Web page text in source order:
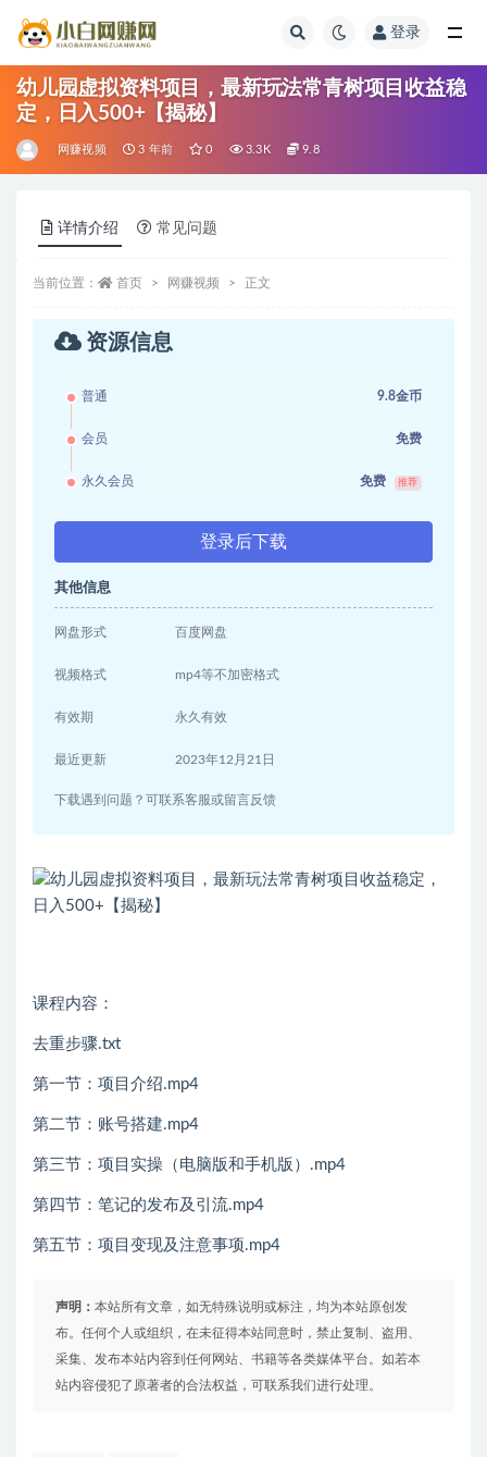
登录
幼儿园虚拟资料项目，最新玩法常青树项目收益稳
定，日入500+【揭秘】
网赚视频 3 年前 0 3.3K 9.8
详情介绍 常见问题
当前位置： 首页 网赚视频 正文
资源信息
普通 9.8金币
会员 免费
永久会员 免费 推荐
登录后下载
其他信息
网盘形式 百度网盘
视频格式 mp4等不加密格式
有效期 永久有效
最近更新 2023年12月21日
下载遇到问题？可联系客服或留言反馈
课程内容：
去重步骤.txt
第一节：项目介绍.mp4
第二节：账号搭建.mp4
第三节：项目实操（电脑版和手机版）.mp4
第四节：笔记的发布及引流.mp4
第五节：项目变现及注意事项.mp4
声明： 本站所有文章，如无特殊说明或标注，均为本站原创发
布。任何个人或组织，在未征得本站同意时，禁止复制、盗用、
采集、发布本站内容到任何网站、书籍等各类媒体平台。如若本
站内容侵犯了原著者的合法权益，可联系我们进行处理。